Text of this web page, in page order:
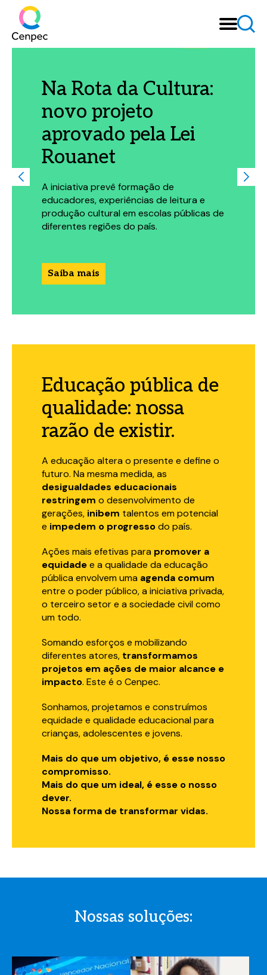
Na Rota da Cultura:
novo projeto
aprovado pela Lei
Rouanet
A iniciativa prevê formação de
educadores, experiências de leitura e
produção cultural em escolas públicas de
diferentes regiões do país.
Saiba mais
Educação pública de
qualidade: nossa
razão de existir.
A educação altera o presente e define o
futuro. Na mesma medida, as
desigualdades educacionais
restringem o desenvolvimento de
gerações, inibem talentos em potencial
e impedem o progressodo país.
Ações mais efetivas para promover a
equidadee a qualidade da educação
pública envolvem uma agenda comum
entre o poder público, a iniciativa privada,
o terceiro setor e a sociedade civil como
um todo.
Somando esforços e mobilizando
diferentes atores, transformamos
projetos em ações de maior alcance e
impacto. Este é o Cenpec.
Sonhamos, projetamos e construímos
equidade e qualidade educacional para
crianças, adolescentes e jovens.
Mais do que um objetivo, é esse nosso
compromisso.
Mais do que um ideal, é esse o nosso
dever.
Nossa forma de transformar vidas.
Nossas soluções: